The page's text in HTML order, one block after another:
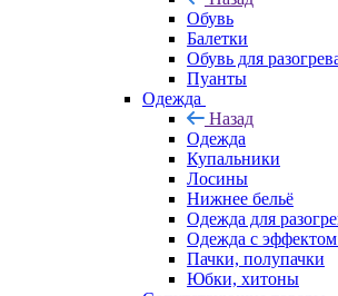
Обувь
Балетки
Обувь для
Пуанты
Одежда
Назад
Одежда
Купальники
Лосины
Нижнее бельё
Одежда для
Одежда с
Пачки, полупачки
Юбки, хитоны